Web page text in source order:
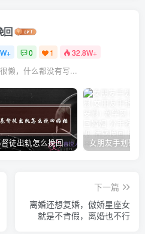
回
0 1 32.8W+
懒，什么都没有写...
基督徒出轨怎么挽回婚姻(基督徒面对出轨婚姻)
下一篇
离婚还想复婚，傲娇星座女
就是不肯假，离婚也不行